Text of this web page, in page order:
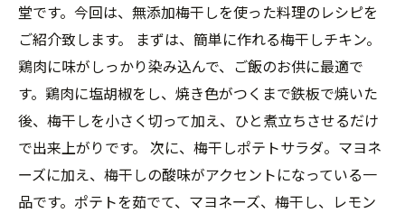
堂です。今回は、無添加梅干しを使った料理のレシピを
ご紹介致します。 まずは、簡単に作れる梅干しチキン。
鶏肉に味がしっかり染み込んで、ご飯のお供に最適で
す。鶏肉に塩胡椒をし、焼き色がつくまで鉄板で焼いた
後、梅干しを小さく切って加え、ひと煮立ちさせるだけ
で出来上がりです。 次に、梅干しポテトサラダ。マヨネ
ーズに加え、梅干しの酸味がアクセントになっている一
品です。ポテトを茹でて、マヨネーズ、梅干し、レモン